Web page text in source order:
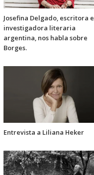
Josefina Delgado, escritora e
investigadora literaria
argentina, nos habla sobre
Borges.
Entrevista a Liliana Heker